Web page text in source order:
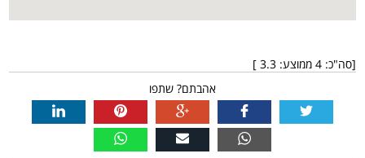
[סה"כ: 4 ממוצע: 3.3
]
אהבתם? שתפו